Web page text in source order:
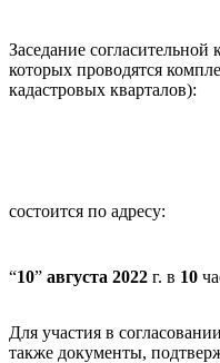
Заседание
которых проводятся
кадастровых кварталов):
состоится по адресу:
“10” августа 2022 г. в 10
Для участия в
также документы,